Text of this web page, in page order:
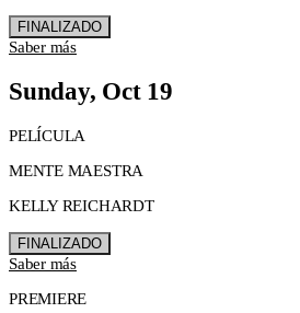
FINALIZADO
Saber más
Sunday, Oct 19
PELÍCULA
MENTE MAESTRA
KELLY REICHARDT
FINALIZADO
Saber más
PREMIERE